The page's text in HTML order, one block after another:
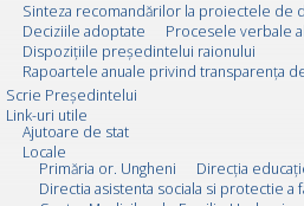
Sinteza recomandărilor la proiectele de
Deciziile adoptate
Procesele verbale
Dispozițiile președintelui raionului
Rapoartele anuale privind transparența
Scrie Preşedintelui
Link-uri utile
Ajutoare de stat
Locale
Primăria or. Ungheni
Direcția
Directia asistenta sociala si protectie a